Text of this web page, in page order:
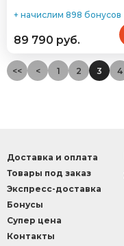
+ начислим 898 бонусов
89 790 руб.
<< < 1 2 3 4
Доставка и оплата
Товары под заказ
Экспресс-доставка
Бонусы
Супер цена
Контакты